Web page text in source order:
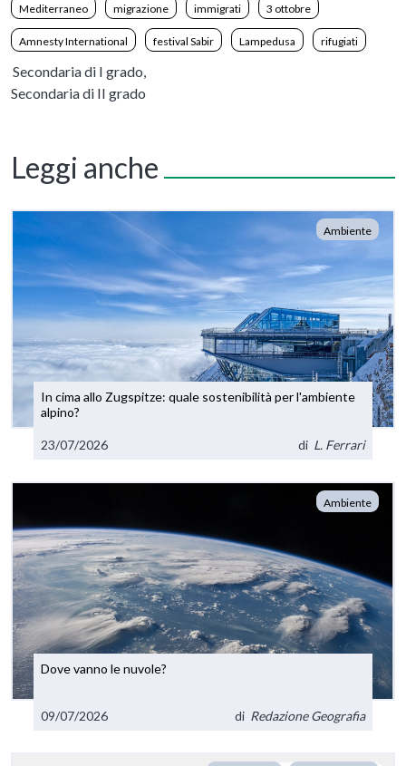
Mediterraneo migrazione immigrati 3 ottobre
Amnesty International festival Sabir Lampedusa rifugiati
Secondaria di I grado,
Secondaria di II grado
Leggi anche
Ambiente
In cima allo Zugspitze: quale sostenibilità per l'ambiente
alpino?
23/07/2026 di L. Ferrari
Ambiente
Dove vanno le nuvole?
09/07/2026 di Redazione Geografia